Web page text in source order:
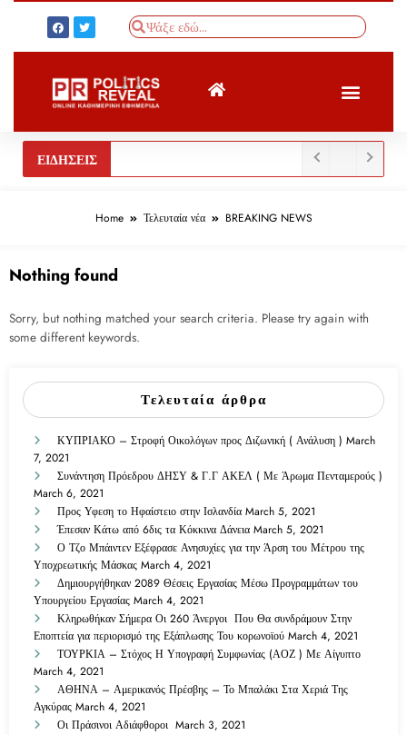
ΕΙΔΗΣΕΙΣ
Home Τελευταία νέα BREAKING NEWS
Nothing found
Sorry, but nothing matched your search criteria. Please try again with
some different keywords.
Τελευταία άρθρα
ΚΥΠΡΙΑΚΟ – Στροφή Οικολόγων προς Διζωνική ( Ανάλυση ) March
7, 2021
Συνάντηση Πρόεδρου ΔΗΣΥ & Γ.Γ ΑΚΕΛ ( Με Άρωμα Πενταμερούς )
March 6, 2021
Προς Υφεση το Ηφαίστειο στην Ισλανδία March 5, 2021
Έπεσαν Κάτω από 6δις τα Κόκκινα Δάνεια March 5, 2021
Ο Τζο Μπάιντεν Εξέφρασε Ανησυχίες για την Άρση του Μέτρου της
Υποχρεωτικής Μάσκας March 4, 2021
Δημιουργήθηκαν 2089 Θέσεις Εργασίας Μέσω Προγραμμάτων του
Υπουργείου Εργασίας March 4, 2021
Κληρωθήκαν Σήμερα Οι 260 Άνεργοι Που Θα συνδράμουν Στην
Εποπτεία για περιορισμό της Εξάπλωσης Του κορωνοϊού March 4, 2021
ΤΟΥΡΚΙΑ – Στόχος Η Υπογραφή Συμφωνίας (ΑΟΖ ) Με Αίγυπτο
March 4, 2021
ΑΘΗΝΑ – Αμερικανός Πρέσβης – Το Μπαλάκι Στα Χεριά Της
Αγκύρας March 4, 2021
Οι Πράσινοι Αδιάφθοροι March 3, 2021